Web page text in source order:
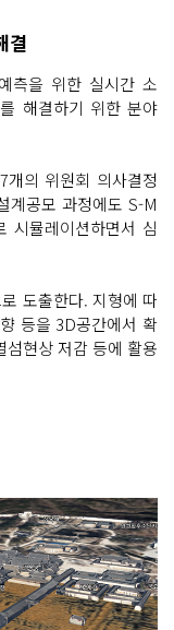
결
측을 위한 실시간 소
해결하기 위한 분야
개의 위원회 의사결정
계공모 과정에도 S-M
시뮬레이션하면서 심
도출한다. 지형에 따
등을 3D공간에서 확
현상 저감 등에 활용